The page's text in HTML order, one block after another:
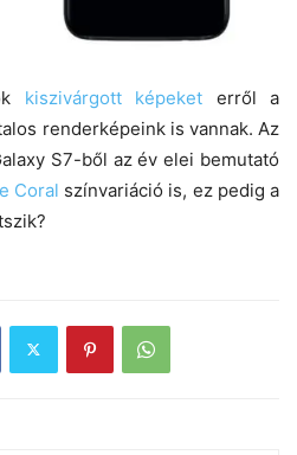
kiszivárgott képeket erről a
renderképeink is vannak. Az
S7-ből az év elei bemutató
Coral színvariáció is, ez pedig a